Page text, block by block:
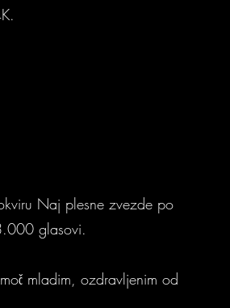
Naj plesne zvezde po
glasovi.
mladim, ozdravljenim od